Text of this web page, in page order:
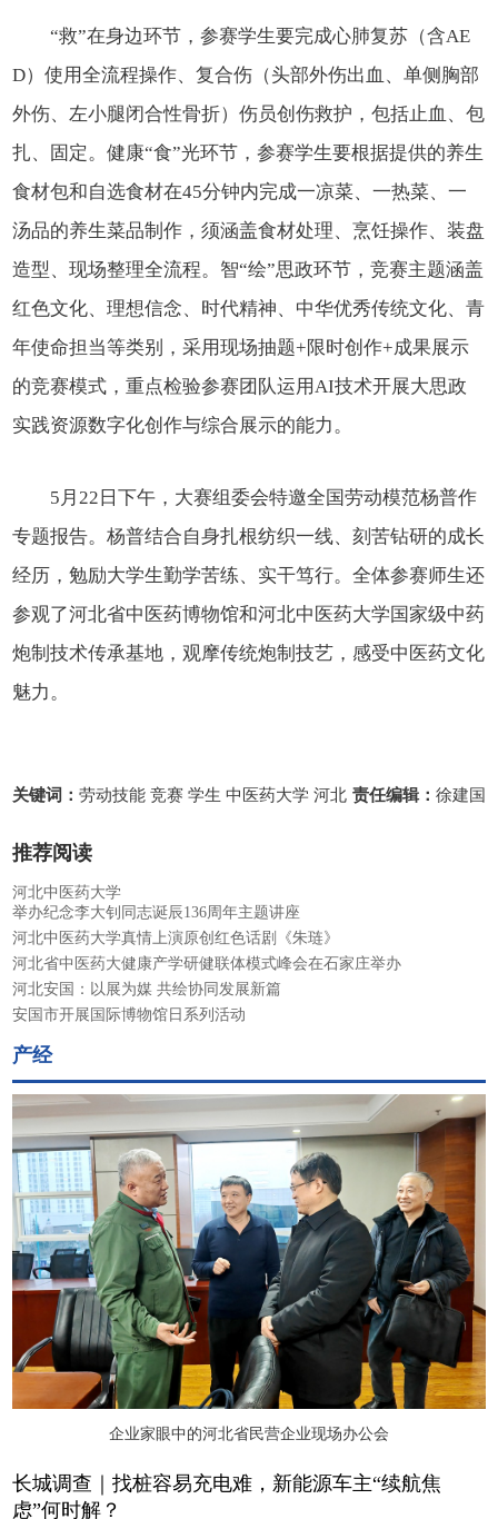
“救”在身边环节，参赛学生要完成心肺复苏（含AE
D）使用全流程操作、复合伤（头部外伤出血、单侧胸部
外伤、左小腿闭合性骨折）伤员创伤救护，包括止血、包
扎、固定。健康“食”光环节，参赛学生要根据提供的养生
食材包和自选食材在45分钟内完成一凉菜、一热菜、一
汤品的养生菜品制作，须涵盖食材处理、烹饪操作、装盘
造型、现场整理全流程。智“绘”思政环节，竞赛主题涵盖
红色文化、理想信念、时代精神、中华优秀传统文化、青
年使命担当等类别，采用现场抽题+限时创作+成果展示
的竞赛模式，重点检验参赛团队运用AI技术开展大思政
实践资源数字化创作与综合展示的能力。
5月22日下午，大赛组委会特邀全国劳动模范杨普作
专题报告。杨普结合自身扎根纺织一线、刻苦钻研的成长
经历，勉励大学生勤学苦练、实干笃行。全体参赛师生还
参观了河北省中医药博物馆和河北中医药大学国家级中药
炮制技术传承基地，观摩传统炮制技艺，感受中医药文化
魅力。
关键词：劳动技能 竞赛 学生 中医药大学 河北 责任编辑： 徐建国
推荐阅读
河北中医药大学
举办纪念李大钊同志诞辰136周年主题讲座
河北中医药大学真情上演原创红色话剧《朱琏》
河北省中医药大健康产学研健联体模式峰会在石家庄举办
河北安国：以展为媒 共绘协同发展新篇
安国市开展国际博物馆日系列活动
产经
企业家眼中的河北省民营企业现场办公会
长城调查｜找桩容易充电难，新能源车主“续航焦
虑”何时解？